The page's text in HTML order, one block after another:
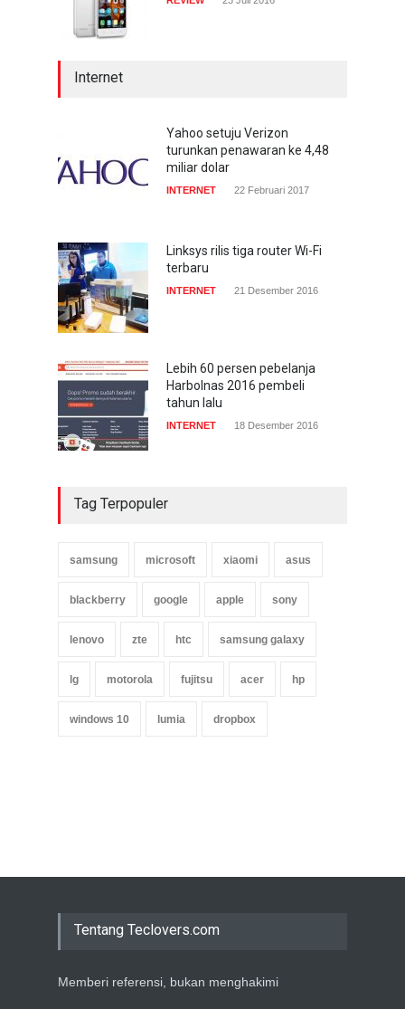
Internet
Yahoo setuju Verizon
turunkan penawaran ke 4,48
miliar dolar
INTERNET 22 Februari 2017
Linksys rilis tiga router Wi-Fi
terbaru
INTERNET 21 Desember 2016
Lebih 60 persen pebelanja
Harbolnas 2016 pembeli
tahun lalu
INTERNET 18 Desember 2016
Tag Terpopuler
samsung microsoft xiaomi asus
blackberry google apple sony
lenovo zte htc samsung galaxy
lg motorola fujitsu acer hp
windows 10 lumia dropbox
Tentang Teclovers.com
Memberi referensi, bukan menghakimi